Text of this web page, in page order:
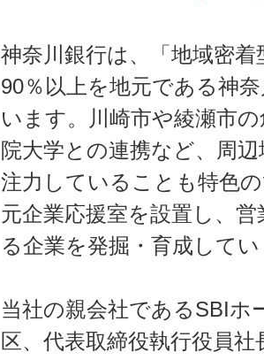
神奈川銀行は、「地域密
90％以上を地元である神
います。川崎市や綾瀬市
院大学との連携など、周
注力していることも特色
元企業応援室を設置し、
る企業を発掘・育成して
当社の親会社であるSBIホ
区、代表取締役執行役員